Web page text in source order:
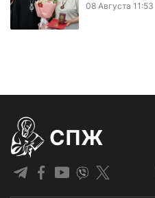
08 Августа 11:53
СПЖ